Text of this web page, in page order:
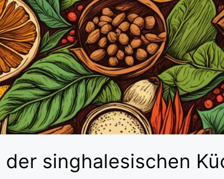
singhalesischen